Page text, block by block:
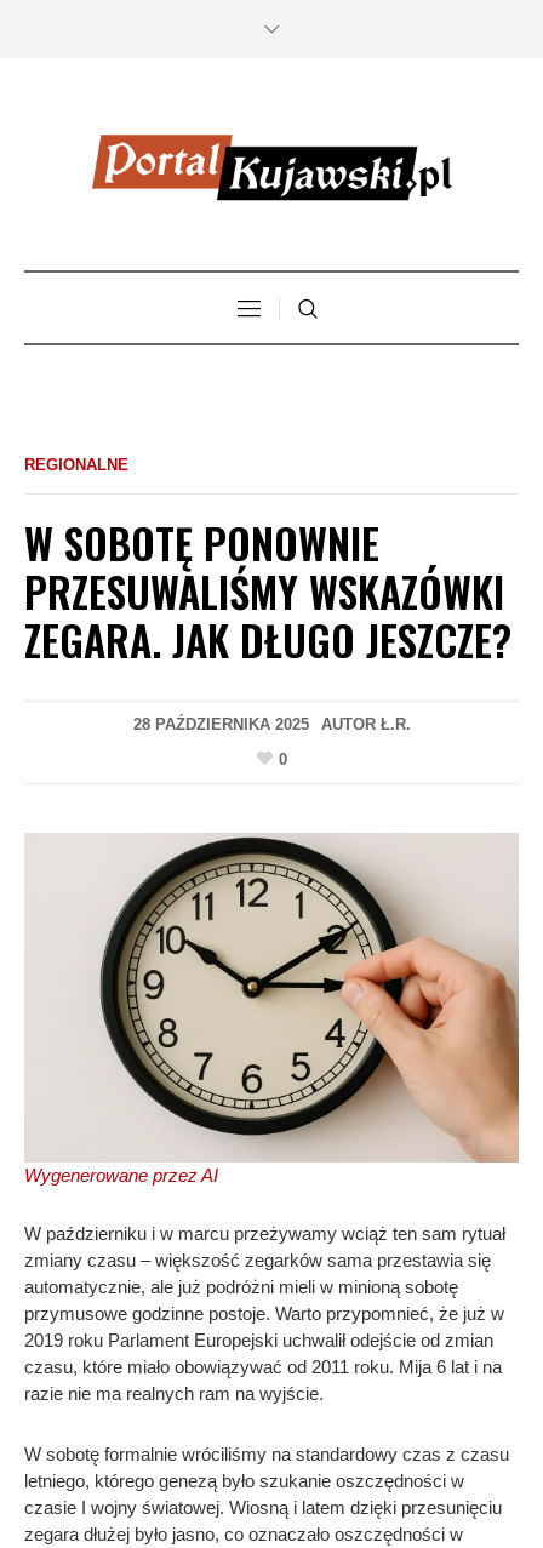
REGIONALNE
W SOBOTĘ PONOWNIE
PRZESUWALIŚMY WSKAZÓWKI
ZEGARA. JAK DŁUGO JESZCZE?
28 PAŹDZIERNIKA 2025 AUTOR Ł.R.
0
Wygenerowane przez AI
W październiku i w marcu przeżywamy wciąż ten sam rytuał
zmiany czasu – większość zegarków sama przestawia się
automatycznie, ale już podróżni mieli w minioną sobotę
przymusowe godzinne postoje. Warto przypomnieć, że już w
2019 roku Parlament Europejski uchwalił odejście od zmian
czasu, które miało obowiązywać od 2011 roku. Mija 6 lat i na
razie nie ma realnych ram na wyjście.
W sobotę formalnie wróciliśmy na standardowy czas z czasu
letniego, którego genezą było szukanie oszczędności w
czasie I wojny światowej. Wiosną i latem dzięki przesunięciu
zegara dłużej było jasno, co oznaczało oszczędności w